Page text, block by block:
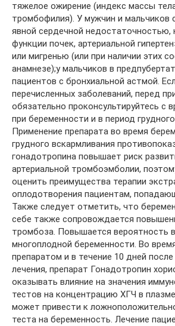
тяжелое ожирение (индекс массы
тромбофилия). У мужчин и мальчиков
явной сердечной недостаточностью,
функции почек, артериальной
или мигренью (или при наличии этих
анамнезе);у мальчиков в
пациентов с бронхиальной астмой.
перечисленных заболеваний, перед
обязательно проконсультируйтесь с
при беременности и в период
Применение препарата во время
грудного вскармливания
гонадотропина повышает риск
артериальной тромбоэмболии,
оценить преимущества терапии
оплодотворения пациентам,
Также следует отметить, что
себе также сопровождается
тромбоза. Повышается вероятность
многоплодной беременности. Во
препаратом и в течение 10 дней
лечения, препарат Гонадотропин
оказывать влияние на значения
тестов на концентрацию ХГЧ в
может привести к
теста на беременность. Лечение